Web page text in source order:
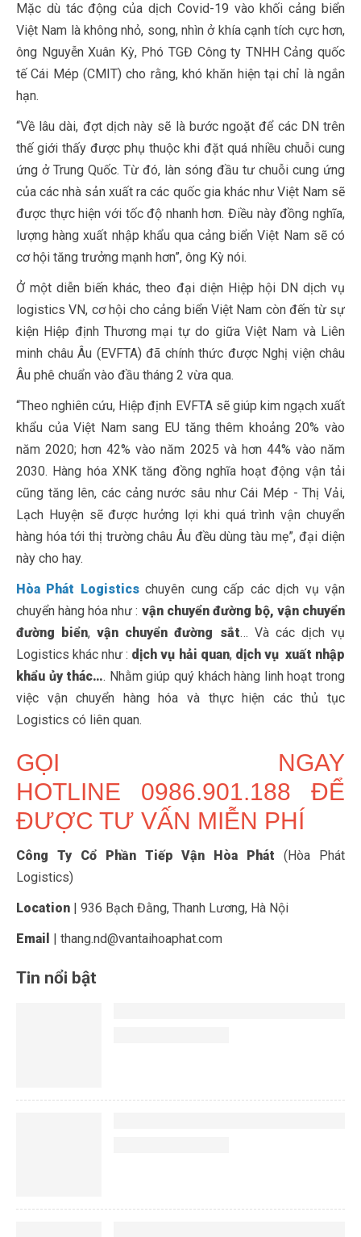
Mặc dù tác động của dịch Covid-19 vào khối cảng biển
Việt Nam là không nhỏ, song, nhìn ở khía cạnh tích cực hơn,
ông Nguyễn Xuân Kỳ, Phó TGĐ Công ty TNHH Cảng quốc
tế Cái Mép (CMIT) cho rằng, khó khăn hiện tại chỉ là ngắn
hạn.
“Về lâu dài, đợt dịch này sẽ là bước ngoặt để các DN trên
thế giới thấy được phụ thuộc khi đặt quá nhiều chuỗi cung
ứng ở Trung Quốc. Từ đó, làn sóng đầu tư chuỗi cung ứng
của các nhà sản xuất ra các quốc gia khác như Việt Nam sẽ
được thực hiện với tốc độ nhanh hơn. Điều này đồng nghĩa,
lượng hàng xuất nhập khẩu qua cảng biển Việt Nam sẽ có
cơ hội tăng trưởng mạnh hơn”, ông Kỳ nói.
Ở một diễn biến khác, theo đại diện Hiệp hội DN dịch vụ
logistics VN, cơ hội cho cảng biển Việt Nam còn đến từ sự
kiện Hiệp định Thương mại tự do giữa Việt Nam và Liên
minh châu Âu (EVFTA) đã chính thức được Nghị viện châu
Âu phê chuẩn vào đầu tháng 2 vừa qua.
“Theo nghiên cứu, Hiệp định EVFTA sẽ giúp kim ngạch xuất
khẩu của Việt Nam sang EU tăng thêm khoảng 20% vào
năm 2020; hơn 42% vào năm 2025 và hơn 44% vào năm
2030. Hàng hóa XNK tăng đồng nghĩa hoạt động vận tải
cũng tăng lên, các cảng nước sâu như Cái Mép - Thị Vải,
Lạch Huyện sẽ được hưởng lợi khi quá trình vận chuyển
hàng hóa tới thị trường châu Âu đều dùng tàu mẹ”, đại diện
này cho hay.
Hòa Phát Logisticschuyên cung cấp các dịch vụ vận
chuyển hàng hóa như : vận chuyển đường bộ, vận chuyển
đường biển,vận chuyển đường sắt… Và các dịch vụ
Logistics khác như : dịch vụ hải quan, dịch vụ xuất nhập
khẩu ủy thác…. Nhằm giúp quý khách hàng linh hoạt trong
việc vận chuyển hàng hóa và thực hiện các thủ tục
Logistics có liên quan.
GỌI NGAY
HOTLINE 0986.901.188 ĐỂ
ĐƯỢC TƯ VẤN MIỄN PHÍ
Công Ty Cổ Phần Tiếp Vận Hòa Phát(Hòa Phát
Logistics)
Location | 936 Bạch Đằng, Thanh Lương, Hà Nội
Email
| thang.nd@vantaihoaphat.com
Tin nổi bật